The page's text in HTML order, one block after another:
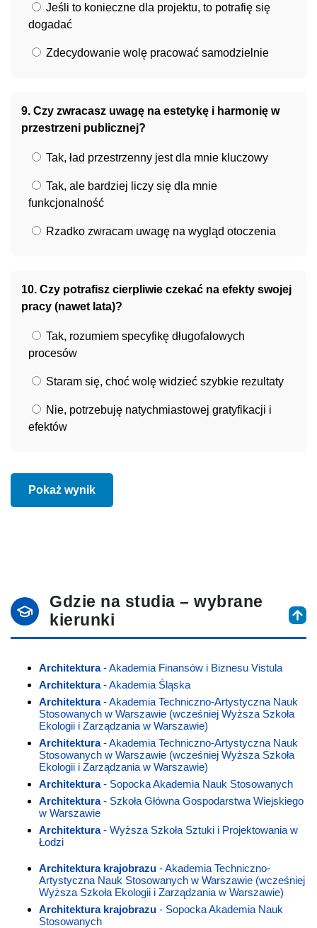
Jeśli to konieczne dla projektu, to potrafię się
dogadać
Zdecydowanie wolę pracować samodzielnie
9. Czy zwracasz uwagę na estetykę i harmonię w
przestrzeni publicznej?
Tak, ład przestrzenny jest dla mnie kluczowy
Tak, ale bardziej liczy się dla mnie
funkcjonalność
Rzadko zwracam uwagę na wygląd otoczenia
10. Czy potrafisz cierpliwie czekać na efekty swojej
pracy (nawet lata)?
Tak, rozumiem specyfikę długofalowych
procesów
Staram się, choć wolę widzieć szybkie rezultaty
Nie, potrzebuję natychmiastowej gratyfikacji i
efektów
Pokaż wynik
Gdzie na studia – wybrane
kierunki
Architektura- Akademia Finansów i Biznesu Vistula
Architektura- Akademia Śląska
Architektura- Akademia Techniczno-Artystyczna Nauk
Stosowanych w Warszawie (wcześniej Wyższa Szkoła
Ekologii i Zarządzania w Warszawie)
Architektura- Akademia Techniczno-Artystyczna Nauk
Stosowanych w Warszawie (wcześniej Wyższa Szkoła
Ekologii i Zarządzania w Warszawie)
Architektura- Sopocka Akademia Nauk Stosowanych
Architektura- Szkoła Główna Gospodarstwa Wiejskiego
w Warszawie
Architektura- Wyższa Szkoła Sztuki i Projektowania w
Łodzi
Architektura krajobrazu - Akademia Techniczno-
Artystyczna Nauk Stosowanych w Warszawie (wcześniej
Wyższa Szkoła Ekologii i Zarządzania w Warszawie)
Architektura krajobrazu - Sopocka Akademia Nauk
Stosowanych